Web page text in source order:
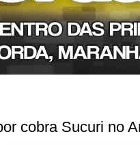
cobra Sucuri no